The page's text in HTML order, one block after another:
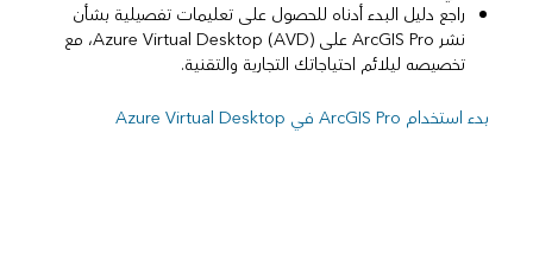
راجع دليل البدء أدناه للحصول على تعليمات تفصيلية بشأن
نشر ArcGIS Pro على Azure Virtual Desktop (AVD)، مع
تخصيصه ليلائم احتياجاتك التجارية والتقنية.
بدء استخدام ArcGIS Pro في Azure Virtual Desktop